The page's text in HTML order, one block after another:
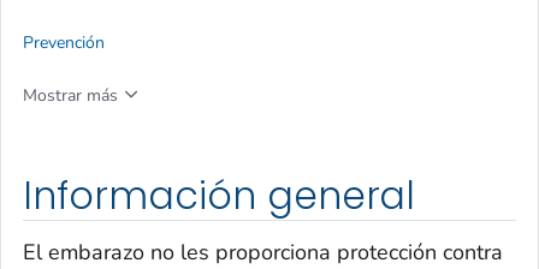
Información general
El embarazo no les proporciona protección contra
Prevención
Mostrar más